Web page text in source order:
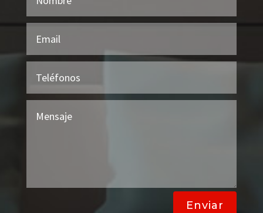
Enviar